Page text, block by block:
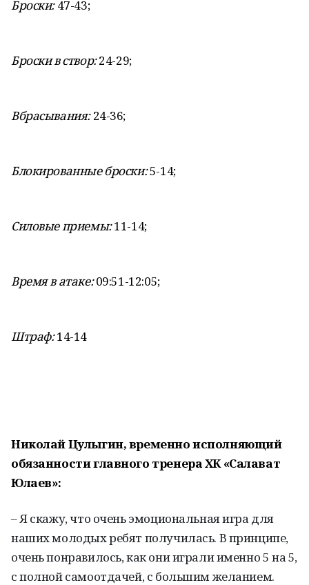
Броски:47-43;
Броски в створ:24-29;
Вбрасывания:24-36;
Блокированные броски:5-14;
Силовые приемы:11-14;
Время в атаке:09:51-12:05;
Штраф:14-14
Николай Цулыгин, временно исполняющий
обязанности главного тренера ХК «Салават
Юлаев»:
– Я скажу, что очень эмоциональная игра для
наших молодых ребят получилась. В принципе,
очень понравилось, как они играли именно 5 на 5,
с полной самоотдачей, с большим желанием.